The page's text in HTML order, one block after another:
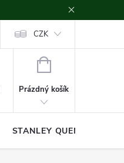
CZK
NÁKUPNÍ
Prázdný košík
STANLEY QUENCHER